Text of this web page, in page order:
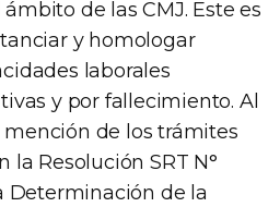
de las CMJ. Este es
y homologar
laborales
y por fallecimiento. Al
de los trámites
la Resolución SRT N°
Determinación de la